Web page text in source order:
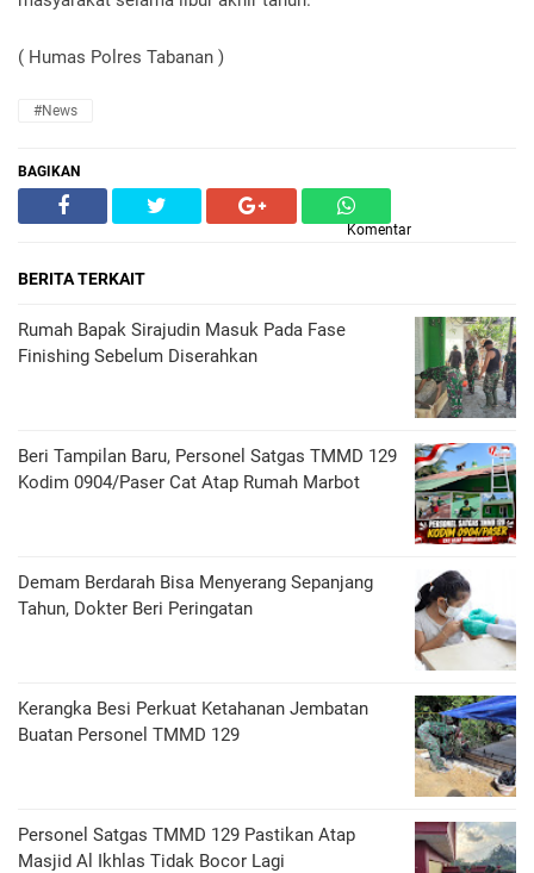
( Humas Polres Tabanan )
#News
BAGIKAN
Komentar
BERITA TERKAIT
Rumah Bapak Sirajudin Masuk Pada Fase
Finishing Sebelum Diserahkan
Beri Tampilan Baru, Personel Satgas TMMD 129
Kodim 0904/Paser Cat Atap Rumah Marbot
Demam Berdarah Bisa Menyerang Sepanjang
Tahun, Dokter Beri Peringatan
Kerangka Besi Perkuat Ketahanan Jembatan
Buatan Personel TMMD 129
Personel Satgas TMMD 129 Pastikan Atap
Masjid Al Ikhlas Tidak Bocor Lagi